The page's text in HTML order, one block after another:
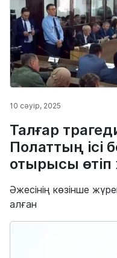
10 сәуір, 2025
Талғар
Полаттың ісі
отырысы
Әжесінің көзінше
алған